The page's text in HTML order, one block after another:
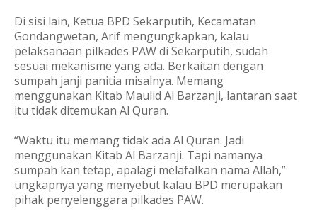
Di sisi lain, Ketua BPD Sekarputih, Kecamatan
Gondangwetan, Arif mengungkapkan, kalau
pelaksanaan pilkades PAW di Sekarputih, sudah
sesuai mekanisme yang ada. Berkaitan dengan
sumpah janji panitia misalnya. Memang
menggunakan Kitab Maulid Al Barzanji, lantaran saat
itu tidak ditemukan Al Quran.
“Waktu itu memang tidak ada Al Quran. Jadi
menggunakan Kitab Al Barzanji. Tapi namanya
sumpah kan tetap, apalagi melafalkan nama Allah,”
ungkapnya yang menyebut kalau BPD merupakan
pihak penyelenggara pilkades PAW.